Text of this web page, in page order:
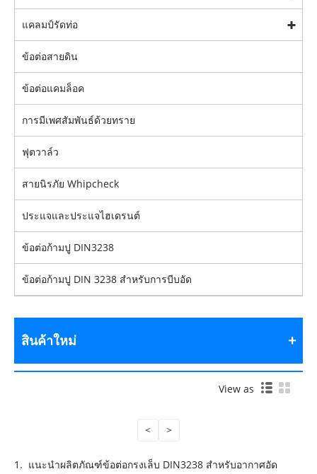
แคลมป์รัดท่อ
ข้อต่อสายดิน
ข้อต่อแคมล็อค
การมีเพศสัมพันธ์ด้วยทราย
ฟุตวาล์ว
สายนิรภัย Whipcheck
ประแจและประแจไฮเดรนต์
ข้อต่อก้ามปู DIN3238
ข้อต่อก้ามปู DIN 3238 สำหรับการบีบอัด
สินค้าใหม่
View as
< >
1. แนะนำผลิตภัณฑ์ข้อต่อกรงเล็บ DIN3238 สำหรับอากาศอัด